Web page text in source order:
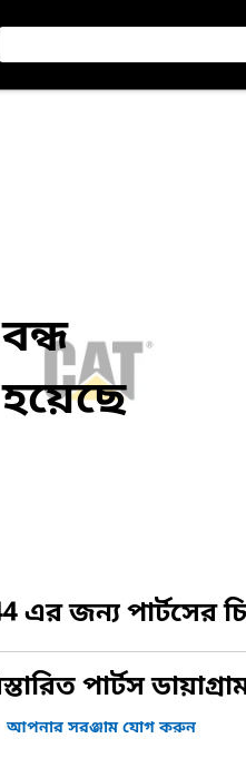
বন্ধ
হয়েছে
এর জন্য পার্টসের
পার্টস
আপনার সরঞ্জাম যোগ করুন